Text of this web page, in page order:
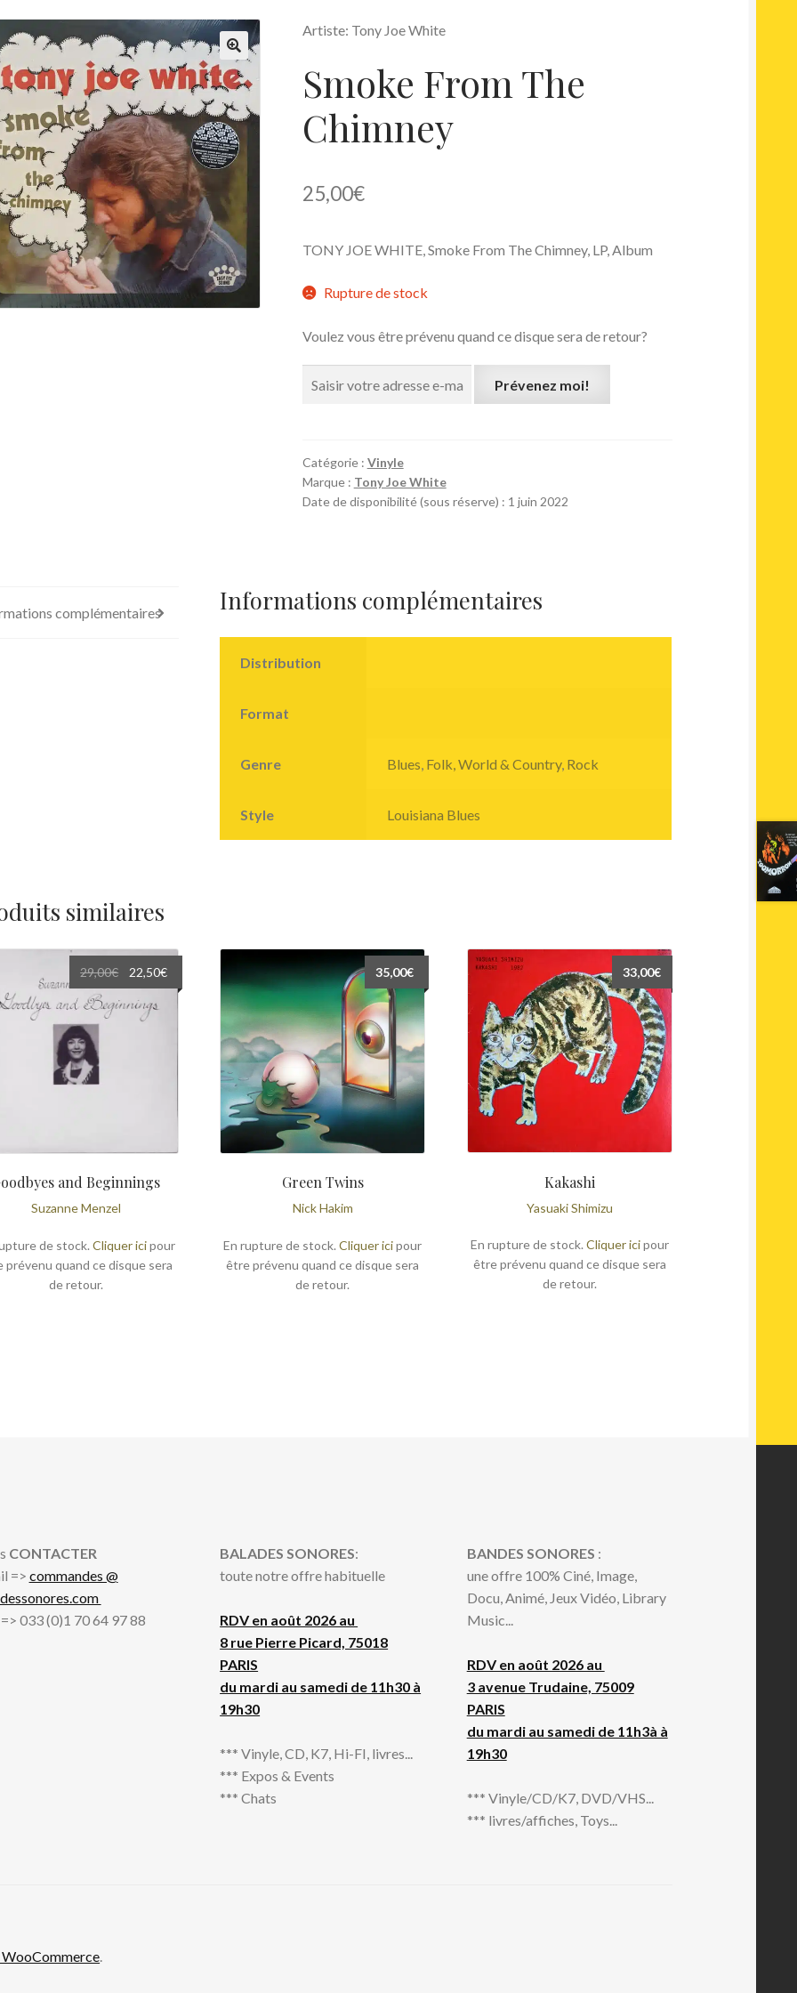
🔍
Artiste: Tony Joe White
Smoke From The
Chimney
25,00€
TONY JOE WHITE, Smoke From The Chimney, LP, Album
Rupture de stock
Voulez vous être prévenu quand ce disque sera de retour?
Prévenez moi!
Catégorie : Vinyle
Marque : Tony Joe White
Date de disponibilité (sous réserve) : 1 juin 2022
complémentaires Informations complémentaires
Distribution
Format
Genre Blues, Folk, World & Country, Rock
Style Louisiana Blues
similaires
and Beginnings
Suzanne Menzel
29,00€
Le
prix
initial
22,50€Le
prix
de stock. Cliquer icipour
prévenu quand ce disque sera
de retour.
Green Twins
Nick Hakim
35,00€
En rupture de stock.Cliquer icipour
être prévenu quand ce disque sera
de retour.
Kakashi
Yasuaki Shimizu
33,00€
En rupture de stock. Cliquer icipour
être prévenu quand ce disque sera
de retour.
CONTACTER
=> commandes @
033 (0)1 70 64 97 88
BALADES SONORES:
toute notre offre habituelle
RDV en août 2026 au
8 rue Pierre Picard, 75018
PARIS
du mardi au samedi de 11h30 à
19h30
*** Vinyle, CD, K7, Hi-FI, livres...
*** Expos & Events
*** Chats
BANDES SONORES :
une offre 100% Ciné, Image,
Docu, Animé, Jeux Vidéo, Library
Music...
RDV en août 2026 au
3 avenue Trudaine, 75009
PARIS
du mardi au samedi de 11h3à à
19h30
*** Vinyle/CD/K7, DVD/VHS...
*** livres/affiches, Toys...